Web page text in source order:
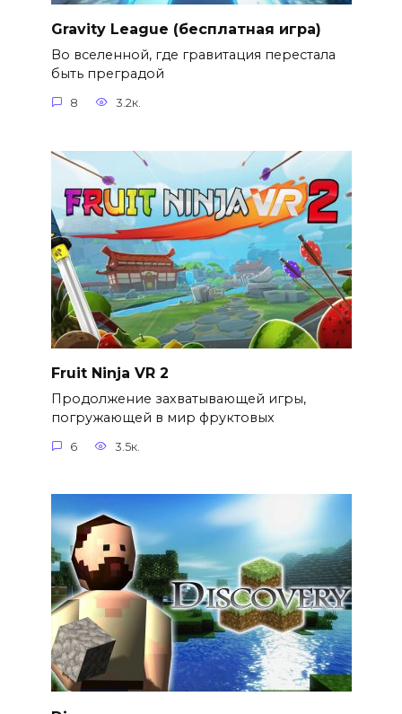
Gravity League (бесплатная игра)
Во вселенной, где гравитация перестала
быть преградой
8 3.2к.
Fruit Ninja VR 2
Продолжение захватывающей игры,
погружающей в мир фруктовых
6 3.5к.